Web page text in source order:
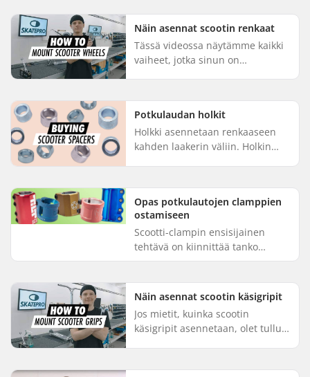
vain, että headsettin laakerit...
Näin asennat scootin renkaat
Tässä videossa näytämme kaikki
vaiheet, jotka sinun on
käyttämällä kahta kuusiokoloav...
Potkulaudan holkit
Holkki asennetaan renkaaseen
kahden laakerin väliin. Holkin
pultti tukevasti paikallaa...
Opas potkulautojen clamppien
ostamiseen
Scootti-clampin ensisijainen
tehtävä on kiinnittää tanko
potkulautaan. Oikean clampin
sellaiset asiat kuin compression...
Näin asennat scootin käsigripit
Jos mietit, kuinka scootin
käsigripit asennetaan, olet tullut
scootin käsigripit tiukasti ...